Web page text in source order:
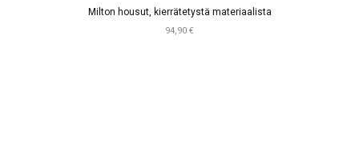
Milton housut, kierrätetystä materiaalista
94,90 €